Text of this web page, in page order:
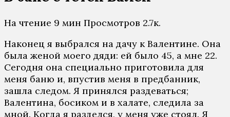
На чтение 9 мин Просмотров 2.7к.
Наконец я выбрался на дачу к Валентине. Она
была женой моего дяди: ей было 45, а мне 22.
Сегодня она специально приготовила для
меня баню и, впустив меня в предбанник,
зашла следом. Я принялся раздеваться;
Валентина, босиком и в халате, следила за
мной. Когда я разделся, у меня уже стоял. Я